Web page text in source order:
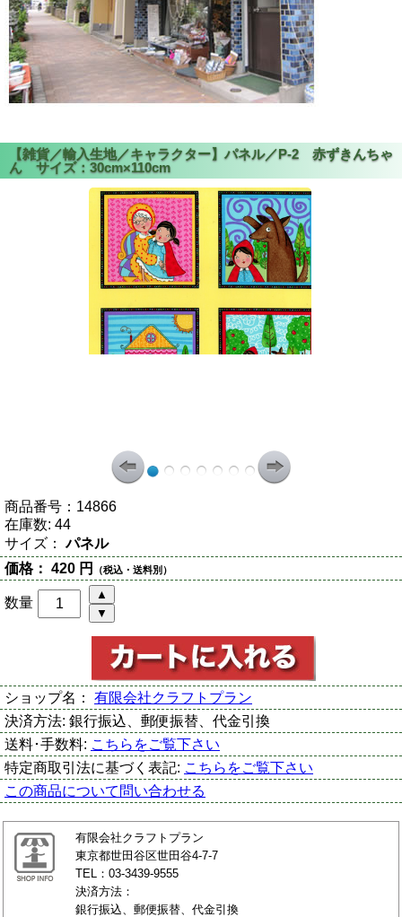
商品番号： 14866
在庫数: 44
サイズ： パネル
価格： 420 円 （税込・送料別）
数量
ショップ名： 有限会社クラフトプラン
決済方法: 銀行振込、郵便振替、代金引換
送料･手数料: こちらをご覧下さい
特定商取引法に基づく表記: こちらをご覧下さい
この商品について問い合わせる
有限会社クラフトプラン
東京都世田谷区世田谷4-7-7
TEL：03-3439-9555
決済方法：
銀行振込、郵便振替、代金引換